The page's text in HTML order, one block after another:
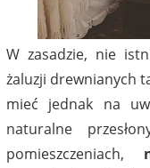
W zasadzie, nie
żaluzji drewnianych
mieć jednak na
naturalne
pomieszczeniach,